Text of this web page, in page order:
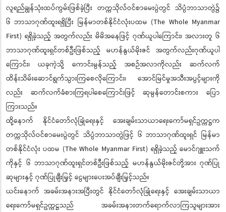
လူရည်ချွန်သုံးထပ်ကွမ်းဖြစ်ခဲ့ပြီး တက္ကသိုလ်ဝင်စာမေးပွဲတွင် သိပ္ပံဘာသာတွဲ၌
၆ ဘာသာဂုဏ်ထူးရရှိပြီး မြန်မာတစ်နိုင်ငံလုံးပထမ (The Whole Myanmar
First) ရရှိခဲ့သည့် အတွက်လည်း မိမိအနေဖြင့် ဂုဏ်ယူပါကြောင်း၊ အလားတူ ၆
ဘာသာဂုဏ်ထူးရှင်တစ်ဦးဖြစ်သည့် မဟန်နွယ်မိုးဇင် အတွက်လည်းဂုဏ်ယူပါ
ကြောင်း၊ ယခုကဲ့သို့ ကောင်းမွန်သည့် အစဉ်အလာကိုလည်း ဆက်လက်
ထိန်းသိမ်းဆောင်ရွက်သွားကြစေလိုကြောင်း၊ အောင်မြင်မှုအသီးအပွင့်များကို
လည်း ဆက်လက်ခံစားကြရပါစေကြောင်းဖြင့် ဆုမွန်တောင်းစကား ပြော
ကြားသည်။
ထို့နောက် နိုင်ငံတော်လုံခြုံရေးနှင့် အေးချမ်းသာယာရေးကော်မရှင်ဥက္ကဋ္ဌက
တက္ကသိုလ်ဝင်စာမေးပွဲတွင် သိပ္ပံဘာသာတွဲဖြင့် ၆ ဘာသာဂုဏ်ထူးရှင် မြန်မာ
တစ်နိုင်ငံလုံး ပထမ (The Whole Myanmar First) ရရှိခဲ့သည့် မောင်ဂျူးသက်
ကိုနှင့် ၆ ဘာသာဂုဏ်ထူးရှင်တစ်ဦးဖြစ်သည့် မဟန်နွယ်မိုးဇင်တို့အား ဂုဏ်ပြု
ဆုများနှင့် ဂုဏ်ပြုချီးမြှင့် ငွေများပေးအပ်ချီးမြှင့်သည်။
ယင်းနောက် အခမ်းအနားအပြီးတွင် နိုင်ငံတော်လုံခြုံရေးနှင့် အေးချမ်းသာယာ
ရေးကော်မရှင်ဥက္ကဋ္ဌသည် အခမ်းအနားတက်ရောက်လာကြသူများအား